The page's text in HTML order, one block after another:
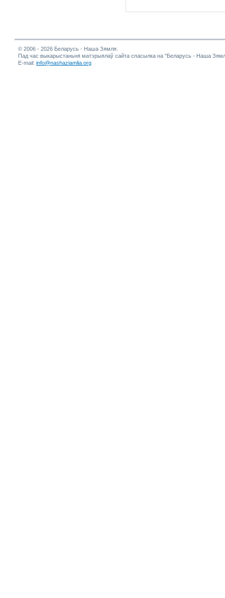
© 2006 - 2026 Беларусь - Наша Зямля.
Пад час выкарыстаньня матэрыялаў сайта спасылка на "Беларусь - Наша
E-mail: info@nashaziamlia.org